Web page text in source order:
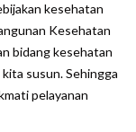
kesehatan
Kesehatan
bidang kesehatan
susun. Sehingga
pelayanan